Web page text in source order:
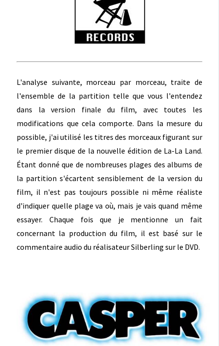
L'analyse suivante, morceau par morceau, traite de
l'ensemble de la partition telle que vous l'entendez
dans la version finale du film, avec toutes les
modifications que cela comporte. Dans la mesure du
possible, j'ai utilisé les titres des morceaux figurant sur
le premier disque de la nouvelle édition de La-La Land.
Étant donné que de nombreuses plages des albums de
la partition s'écartent sensiblement de la version du
film, il n'est pas toujours possible ni même réaliste
d'indiquer quelle plage va où, mais je vais quand même
essayer. Chaque fois que je mentionne un fait
concernant la production du film, il est basé sur le
commentaire audio du réalisateur Silberling sur le DVD.